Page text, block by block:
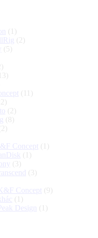
(1)
(2)
(5)
(11)
(2)
(8)
Concept (1)
(1)
(3)
(3)
Concept (9)
(1)
Design
(1)